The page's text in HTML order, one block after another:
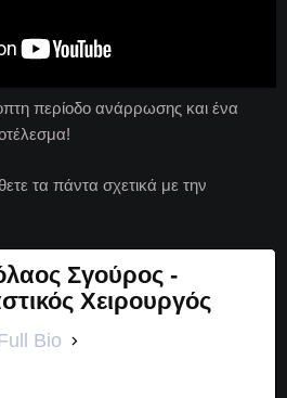
περίοδο ανάρρωσης και ένα
τα πάντα σχετικά με την
Σγούρος -
Χειρουργός
Bio